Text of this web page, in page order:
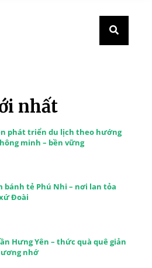
nhất
phát triển du lịch theo hướng
minh – bền vững
bánh tẻ Phú Nhi – nơi lan tỏa
Đoài
Hưng Yên – thức quà quê giản
nhớ